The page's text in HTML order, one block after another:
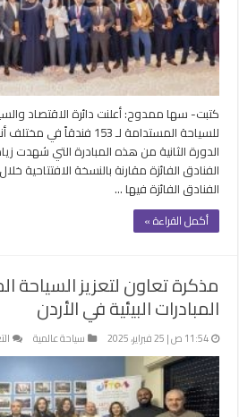
كتبت- سها ممدوح: أعلنت دائرة الاقتصاد
للسياحة المستدامة لـ 153
الفنادق الفائزة مقارنة بالنسخة الافتتاحية
الفنادق الفائزة فيها …
أكمل القراءة »
مذكرة تعاون لتعزيز السياحة
المبادرات البيئية في الأردن
11:54 ص | 25 فبراير، 2025 سياحة عالمية